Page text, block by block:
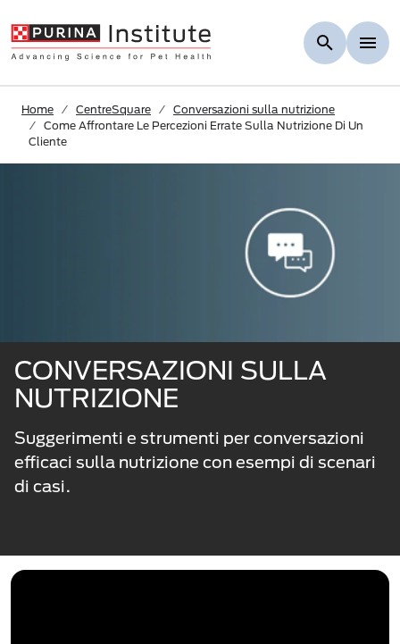
Home CentreSquare
Conversazioni sulla nutrizione
Come Affrontare Le Percezioni Errate Sulla Nutrizione Di Un
Cliente
CONVERSAZIONI SULLA
NUTRIZIONE
Suggerimenti e strumenti per conversazioni
efficaci sulla nutrizione con esempi di scenari
di casi.